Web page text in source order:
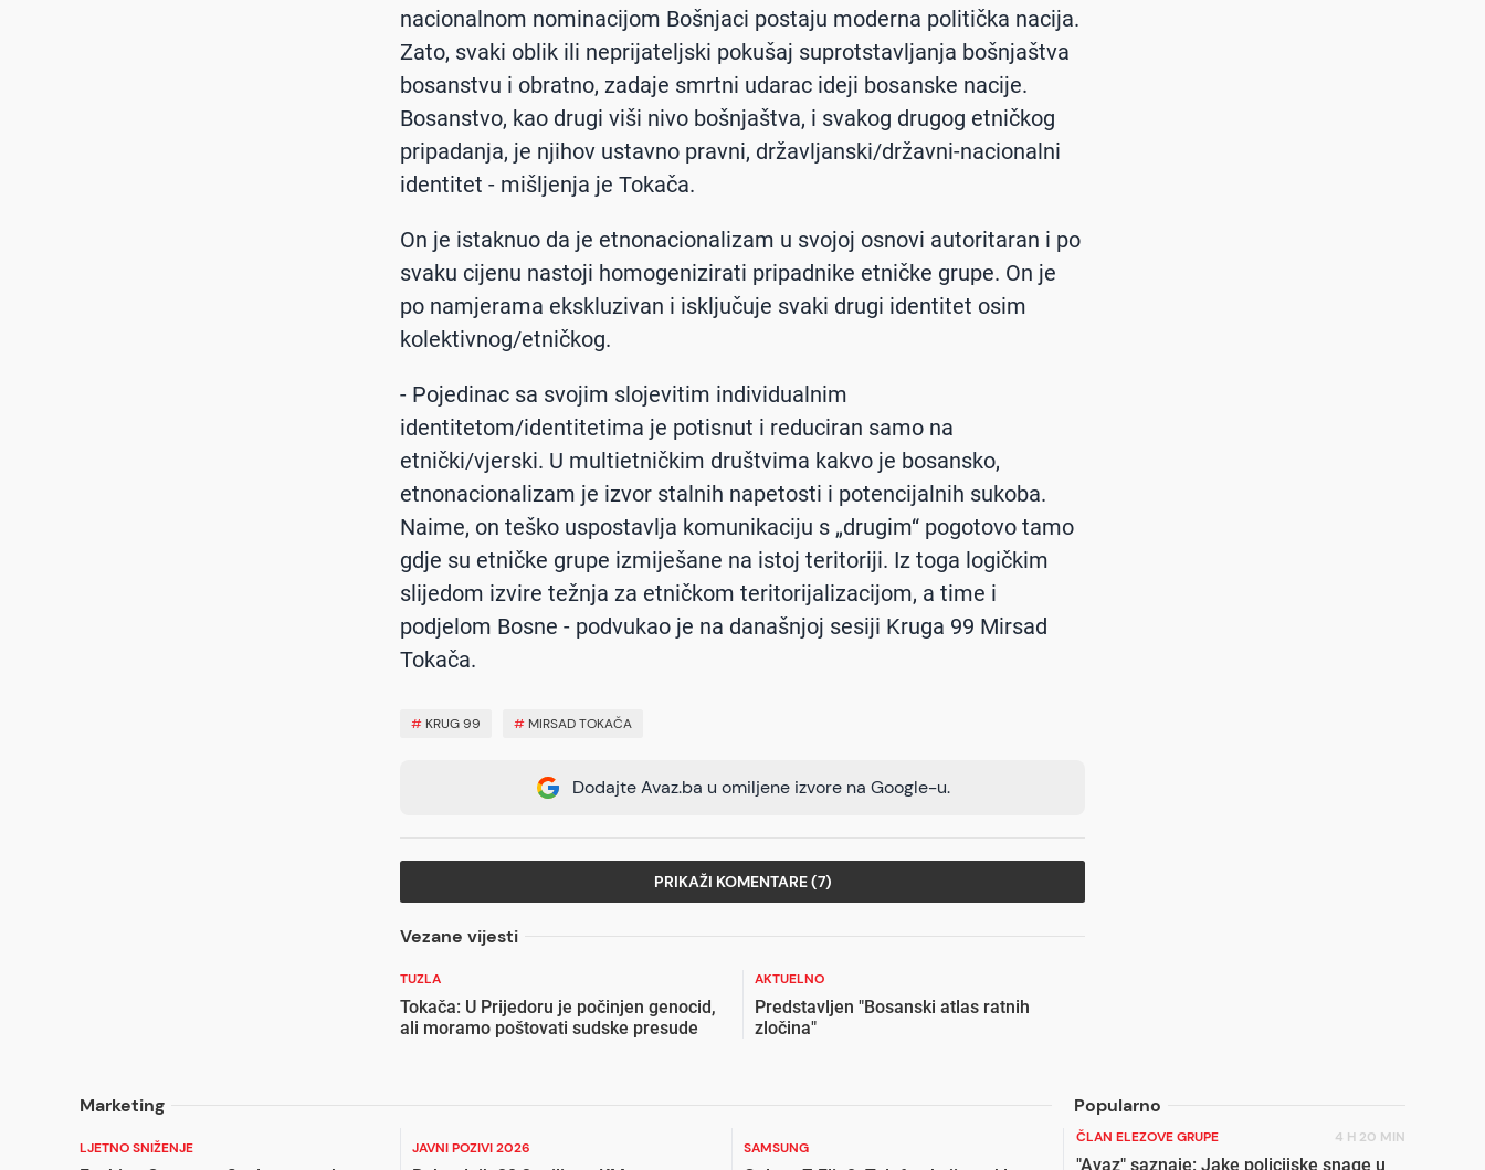
nacionalnom nominacijom Bošnjaci postaju moderna politička nacija.
Zato, svaki oblik ili neprijateljski pokušaj suprotstavljanja bošnjaštva
bosanstvu i obratno, zadaje smrtni udarac ideji bosanske nacije.
Bosanstvo, kao drugi viši nivo bošnjaštva, i svakog drugog etničkog
pripadanja, je njihov ustavno pravni, državljanski/državni-nacionalni
identitet - mišljenja je Tokača.
On je istaknuo da je etnonacionalizam u svojoj osnovi autoritaran i po
svaku cijenu nastoji homogenizirati pripadnike etničke grupe. On je
po namjerama ekskluzivan i isključuje svaki drugi identitet osim
kolektivnog/etničkog.
- Pojedinac sa svojim slojevitim individualnim
identitetom/identitetima je potisnut i reduciran samo na
etnički/vjerski. U multietničkim društvima kakvo je bosansko,
etnonacionalizam je izvor stalnih napetosti i potencijalnih sukoba.
Naime, on teško uspostavlja komunikaciju s „drugim“ pogotovo tamo
gdje su etničke grupe izmiješane na istoj teritoriji. Iz toga logičkim
slijedom izvire težnja za etničkom teritorijalizacijom, a time i
podjelom Bosne - podvukao je na današnjoj sesiji Kruga 99 Mirsad
Tokača.
# KRUG 99 # MIRSAD TOKAČA
Dodajte Avaz.ba u omiljene izvore na Google-u.
PRIKAŽI KOMENTARE (7)
Vezane vijesti
TUZLA
Tokača: U Prijedoru je počinjen genocid,
ali moramo poštovati sudske presude
AKTUELNO
Predstavljen "Bosanski atlas ratnih
zločina"
Marketing Popularno
LJETNO SNIŽENJE JAVNI POZIVI 2026 SAMSUNG
ČLAN ELEZOVE GRUPE 4 H 20 MIN
"Avaz" saznaje: Jake policijske snage u